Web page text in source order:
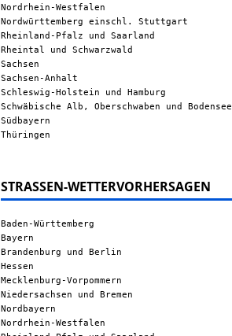
Nordrhein-Westfalen
Nordwürttemberg einschl. Stuttgart
Rheinland-Pfalz und Saarland
Rheintal und Schwarzwald
Sachsen
Sachsen-Anhalt
Schleswig-Holstein und Hamburg
Schwäbische Alb, Oberschwaben und Bodensee
Südbayern
Thüringen
STRASSEN-WETTERVORHERSAGEN
Baden-Württemberg
Bayern
Brandenburg und Berlin
Hessen
Mecklenburg-Vorpommern
Niedersachsen und Bremen
Nordbayern
Nordrhein-Westfalen